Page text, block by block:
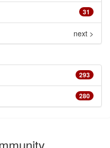
31
next >
293
280